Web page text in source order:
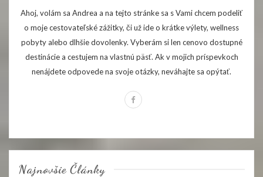
Ahoj, volám sa Andrea a na tejto stránke sa s Vami chcem podeliť
o moje cestovateľské zážitky, či už ide o krátke výlety, wellness
pobyty alebo dlhšie dovolenky. Vyberám si len cenovo dostupné
destinácie a cestujem na vlastnú päsť. Ak v mojich príspevkoch
nenájdete odpovede na svoje otázky, neváhajte sa opýtať.
Najnovšie Články